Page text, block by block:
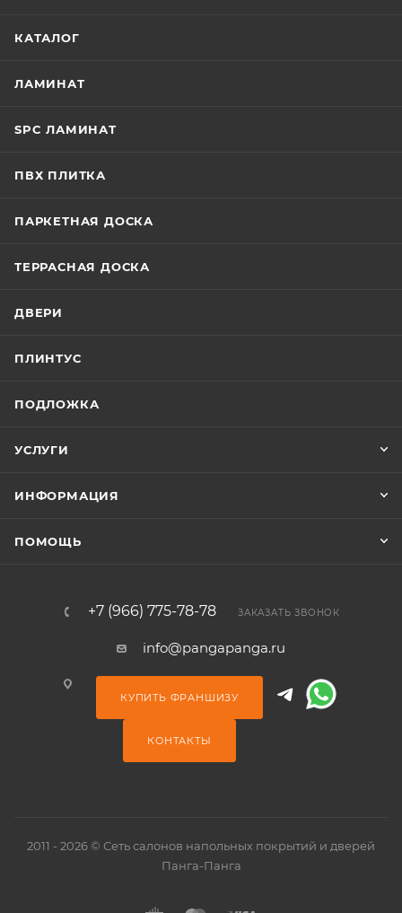
КАТАЛОГ
ЛАМИНАТ
SPC ЛАМИНАТ
ПВХ ПЛИТКА
ПАРКЕТНАЯ ДОСКА
ТЕРРАСНАЯ ДОСКА
ДВЕРИ
ПЛИНТУС
ПОДЛОЖКА
УСЛУГИ
ИНФОРМАЦИЯ
ПОМОЩЬ
+7 (966) 775-78-78 ЗАКАЗАТЬ ЗВОНОК
info@pangapanga.ru
КУПИТЬ ФРАНШИЗУ
КОНТАКТЫ
2011 - 2026 © Сеть салонов напольных покрытий и дверей
Панга-Панга